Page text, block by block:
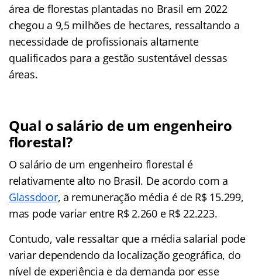
área de florestas plantadas no Brasil em 2022
chegou a 9,5 milhões de hectares, ressaltando a
necessidade de profissionais altamente
qualificados para a gestão sustentável dessas
áreas.
Qual o salário de um engenheiro
florestal?
O salário de um engenheiro florestal é
relativamente alto no Brasil. De acordo com a
Glassdoor, a remuneração média é de R$ 15.299,
mas pode variar entre R$ 2.260 e R$ 22.223.
Contudo, vale ressaltar que a média salarial pode
variar dependendo da localização geográfica, do
nível de experiência e da demanda por esse